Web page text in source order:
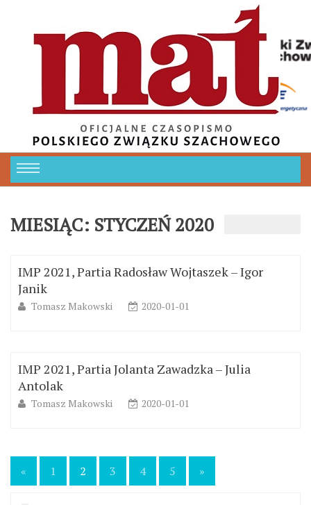
MIESIĄC: STYCZEŃ 2020
IMP 2021, Partia Radosław Wojtaszek – Igor
Janik
Tomasz Makowski 2020-01-01
IMP 2021, Partia Jolanta Zawadzka – Julia
Antolak
Tomasz Makowski 2020-01-01
Nawigacja
« 1 2 3 4 5 »